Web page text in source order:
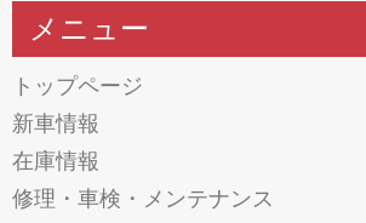
メニュー
トップページ
新車情報
在庫情報
修理・車検・メンテナンス